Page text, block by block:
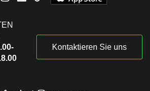
Kontaktieren Sie uns